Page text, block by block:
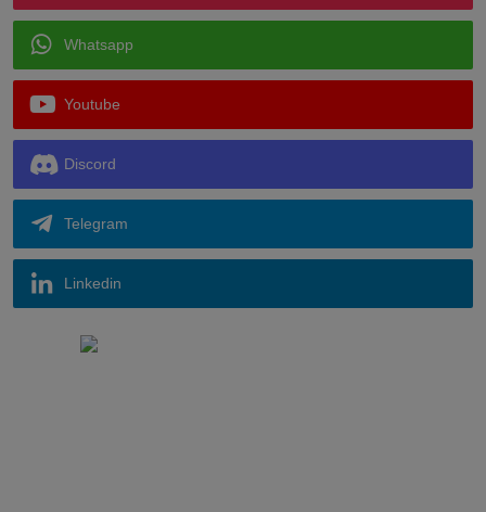
Whatsapp
Youtube
Discord
Telegram
Linkedin